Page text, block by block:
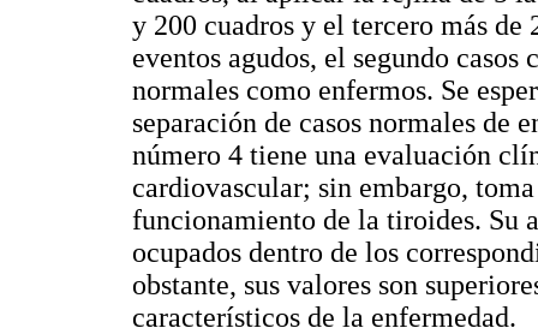
y 200 cuadros y el tercero más
eventos agudos, el segundo
normales como enfermos. Se
separación de casos normales de
número 4 tiene una evaluación
cardiovascular; sin embargo,
funcionamiento de la tiroides. Su
ocupados dentro de los
obstante, sus valores son
característicos de la enfermedad.